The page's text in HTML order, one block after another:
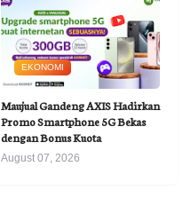
EKONOMI
Maujual Gandeng AXIS Hadirkan
Promo Smartphone 5G Bekas
dengan Bonus Kuota
August 07, 2026